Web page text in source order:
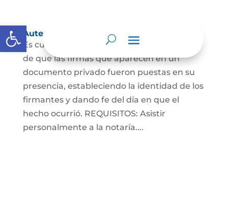
Abrir barra de herramientas
Autenticaciones
Es cuando el notario da testimonio escrito
de que las firmas que aparecen en un
documento privado fueron puestas en su
presencia, estableciendo la identidad de los
firmantes y dando fe del día en que el
hecho ocurrió. REQUISITOS: Asistir
personalmente a la notaría....